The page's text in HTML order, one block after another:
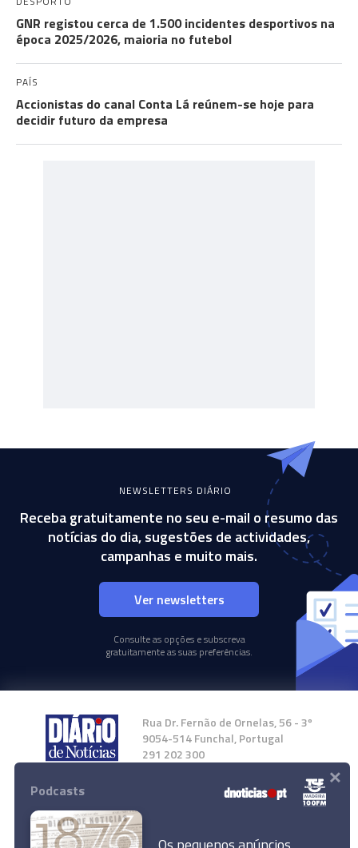
GNR registou cerca de 1.500 incidentes desportivos na
época 2025/2026, maioria no futebol
PAÍS
Accionistas do canal Conta Lá reúnem-se hoje para
decidir futuro da empresa
NEWSLETTERS DIÁRIO
Receba gratuitamente no seu e-mail o resumo das
notícias do dia, sugestões de actividades,
campanhas e muito mais.
Ver newsletters
Consulte as opções e subscreva
gratuitamente as suas preferências.
Rua Dr. Fernão de Ornelas, 56 - 3º
9054-514 Funchal, Portugal
291 202 300
Instale a nossa App
Podcasts ×